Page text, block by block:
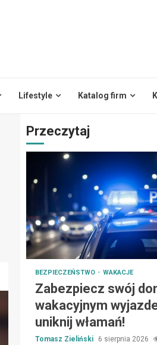
Lifestyle Katalog firm
Przeczytaj
BEZPIECZEŃSTWO WAKACJE
Zabezpiecz swój
wakacyjnym
uniknij włamań!
Tomasz Zieliński 6 sierpnia 2026